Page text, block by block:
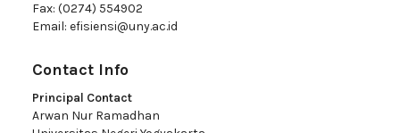
Fax: (0274) 554902
Email: efisiensi@uny.ac.id
Contact Info
Principal Contact
Arwan Nur Ramadhan